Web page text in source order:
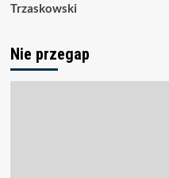
Trzaskowski
Nie przegap